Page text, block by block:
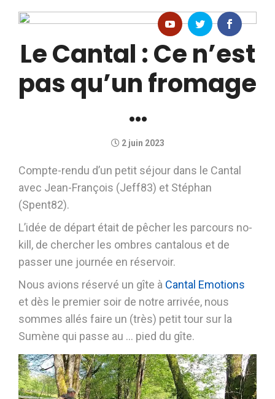
Le Cantal : Ce n’est
pas qu’un fromage
…
2 juin 2023
Compte-rendu d’un petit séjour dans le Cantal
avec Jean-François (Jeff83) et Stéphan
(Spent82).
L’idée de départ était de pêcher les parcours no-
kill, de chercher les ombres cantalous et de
passer une journée en réservoir.
Nous avions réservé un gîte à Cantal Emotions
et dès le premier soir de notre arrivée, nous
sommes allés faire un (très) petit tour sur la
Sumène qui passe au … pied du gîte.